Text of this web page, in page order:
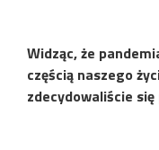
Widząc, że
częścią naszego
zdecydowaliście